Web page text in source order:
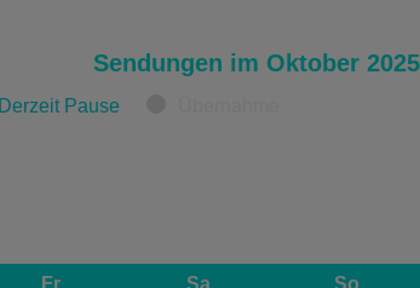
Sendungen im Oktober 2025
Derzeit Pause